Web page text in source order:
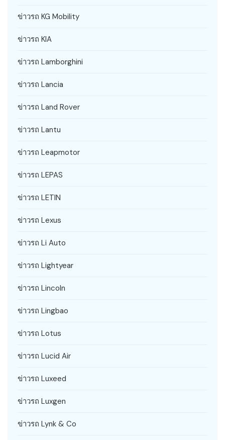
ข่าวรถ KG Mobility
ข่าวรถ KIA
ข่าวรถ Lamborghini
ข่าวรถ Lancia
ข่าวรถ Land Rover
ข่าวรถ Lantu
ข่าวรถ Leapmotor
ข่าวรถ LEPAS
ข่าวรถ LETIN
ข่าวรถ Lexus
ข่าวรถ Li Auto
ข่าวรถ Lightyear
ข่าวรถ Lincoln
ข่าวรถ Lingbao
ข่าวรถ Lotus
ข่าวรถ Lucid Air
ข่าวรถ Luxeed
ข่าวรถ Luxgen
ข่าวรถ Lynk & Co